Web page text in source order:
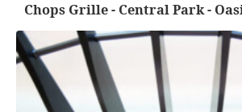
Chops Grille - Central Park -